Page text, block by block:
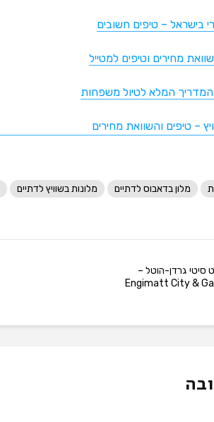
בישראל – טיפים חשובים
מחירים וטיפים למטייל
המדריך המלא לטיול משפחות
– טיפים והשוואת מחירים
מלון בדאבוס לדתיים מלונות בשוויץ לדתיים
סיטי גרדן-הוטל –
Engimatt City &